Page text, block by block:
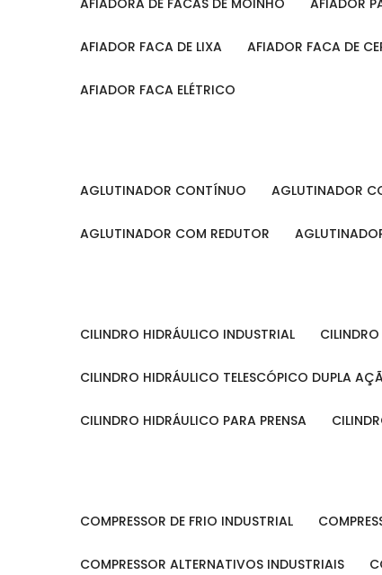
AFIADORA DE FACAS DE MOINHO AFIADOR
AFIADOR FACA DE LIXA AFIADOR FACA DE
AFIADOR FACA ELÉTRICO
AGLUTINADOR CONTÍNUO AGLUTINADOR
AGLUTINADOR COM REDUTOR
CILINDRO HIDRÁULICO INDUSTRIAL
CILINDRO HIDRÁULICO TELESCÓPICO DUPLA
CILINDRO HIDRÁULICO PARA PRENSA
COMPRESSOR DE FRIO INDUSTRIAL
COMPRESSOR ALTERNATIVOS INDUSTRIAIS